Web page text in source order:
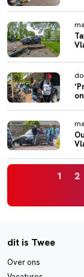
1 2
dit is Twee
Over ons